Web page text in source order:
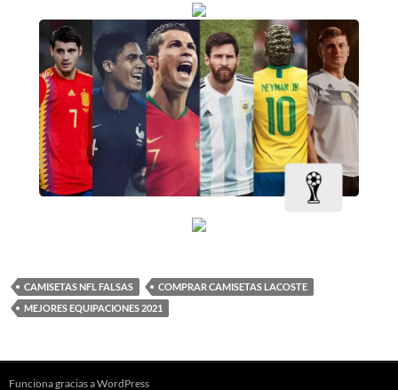
CAMISETAS NFL FALSAS
COMPRAR CAMISETAS LACOSTE
MEJORES EQUIPACIONES 2021
Funciona gracias a WordPress